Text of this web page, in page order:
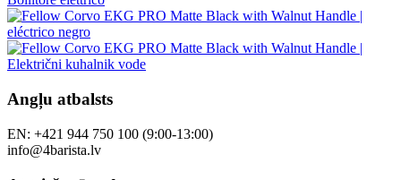
Angļu atbalsts
EN: +421 944 750 100 (9:00-13:00)
info@4barista.lv